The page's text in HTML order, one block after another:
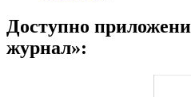
Доступно
журнал»: